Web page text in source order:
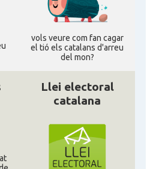
American Catalan Society
(NACS)
Acció a New York
vols veure com fan cagar
el tió els catalans d'arreu
del mon?
Llei electoral
catalana